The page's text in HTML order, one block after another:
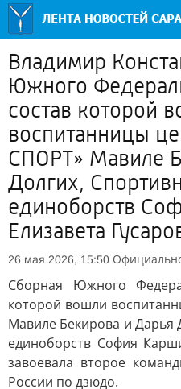
Владимир
Южного
состав которой
воспитанницы
СПОРТ» Мавиле
Долгих,
единоборств
Елизавета
26 мая 2026, 15:50
Сборная Южного
которой вошли
Мавиле Бекирова и
единоборств София
завоевала второе
России по дзюдо.